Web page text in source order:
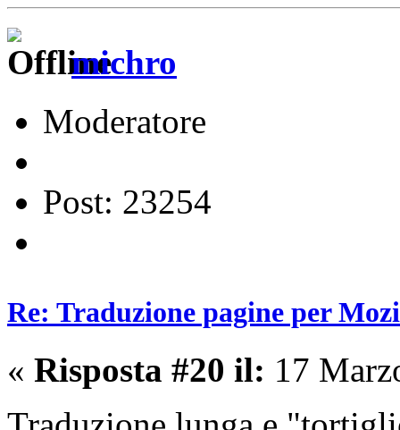
michro
Moderatore
Post: 23254
Re: Traduzione pagine per
« Risposta #20 il: 17